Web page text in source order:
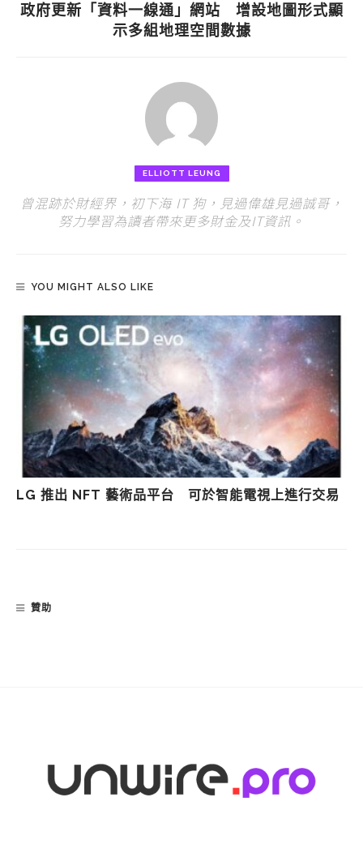
政府更新「資料一線通」網站 增設地圖形式顯
示多組地理空間數據
ELLIOTT LEUNG
曾混跡於財經界，初下海 IT 狗，見過偉雄見過誠哥，
努力學習為讀者帶來更多財金及IT資訊。
YOU MIGHT ALSO LIKE
LG 推出 NFT 藝術品平台 可於智能電視上進行交易
贊助